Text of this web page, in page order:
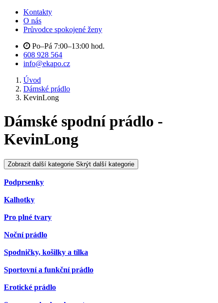
Kontakty
O nás
Průvodce spokojené ženy
Po–Pá 7:00–13:00 hod.
608 928 564
info@ekapo.cz
Úvod
Dámské prádlo
KevinLong
Dámské spodní prádlo -
KevinLong
Zobrazit další kategorie Skrýt další kategorie
Podprsenky
Kalhotky
Pro plné tvary
Noční prádlo
Spodničky, košilky a tílka
Sportovní a funkční prádlo
Erotické prádlo